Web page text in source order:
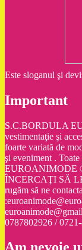
Este sloganul şi
Important
S.C.BORDULA
vestimentaţie şi
foarte variată de
şi eveniment . Toate
EUROANIMODE
ÎNCERCAŢI SĂ
rugăm să ne
0787802926 /